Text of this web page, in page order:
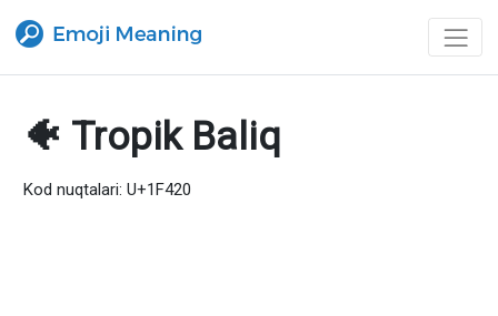
🐠 Tropik Baliq
Kod nuqtalari: U+1F420